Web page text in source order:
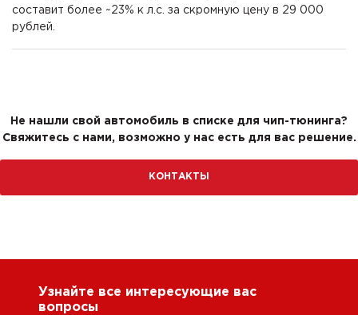
составит более ~23% к л.с. за скромную цену в 29 000
рублей.
Не нашли свой автомобиль в списке для чип-тюнинга?
Свяжитесь с нами, возможно у нас есть для вас решение.
КОНТАКТЫ
Узнайте все интересующие вас
вопросы